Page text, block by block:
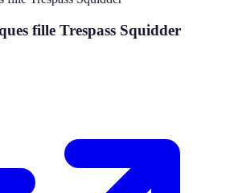
fille Trespass Squidder